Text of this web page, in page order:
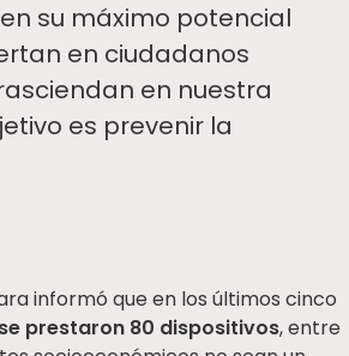
su máximo potencial
en ciudadanos
en nuestra
es prevenir la
informó que en los últimos cinco
prestaron 80 dispositivos, entre